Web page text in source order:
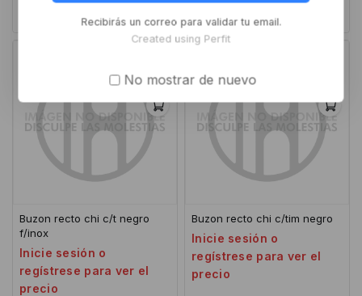
precio
Buzon recto chi c/t negro
f/inox
Inicie sesión o
regístrese para ver el
precio
Buzon recto chi c/tim negro
Inicie sesión o
regístrese para ver el
precio
Recibirás un correo para validar tu email.
Created using Perfit
No mostrar de nuevo